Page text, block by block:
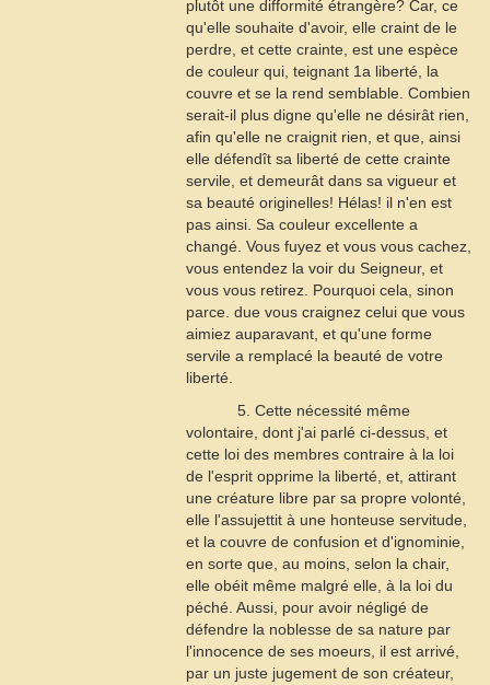
plutôt une difformité étrangère? Car, ce
qu'elle souhaite d'avoir, elle craint de le
perdre, et cette crainte, est une espèce
de couleur qui, teignant 1a liberté, la
couvre et se la rend semblable. Combien
serait-il plus digne qu'elle ne désirât rien,
afin qu'elle ne craignit rien, et que, ainsi
elle défendît sa liberté de cette crainte
servile, et demeurât dans sa vigueur et
sa beauté originelles! Hélas! il n'en est
pas ainsi. Sa couleur excellente a
changé. Vous fuyez et vous vous cachez,
vous entendez la voir du Seigneur, et
vous vous retirez. Pourquoi cela, sinon
parce. due vous craignez celui que vous
aimiez auparavant, et qu'une forme
servile a remplacé la beauté de votre
liberté.
5. Cette nécessité même
volontaire, dont j'ai parlé ci-dessus, et
cette loi des membres contraire à la loi
de l'esprit opprime la liberté, et, attirant
une créature libre par sa propre volonté,
elle l'assujettit à une honteuse servitude,
et la couvre de confusion et d'ignominie,
en sorte que, au moins, selon la chair,
elle obéit même malgré elle, à la loi du
péché. Aussi, pour avoir négligé de
défendre la noblesse de sa nature par
l'innocence de ses moeurs, il est arrivé,
par un juste jugement de son créateur,